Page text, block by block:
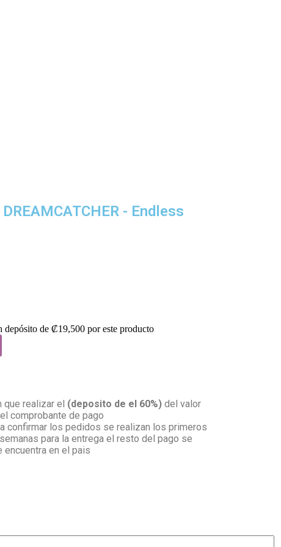
- Endless
depósito de ₡19,500 por este producto
que realizar el (deposito de el 60%) del valor
comprobante de pago
confirmar los pedidos se realizan los primeros
para la entrega el resto del pago se
encuentra en el pais